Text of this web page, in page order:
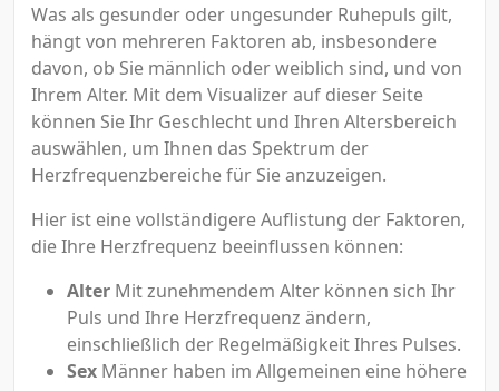
Was als gesunder oder ungesunder Ruhepuls gilt,
hängt von mehreren Faktoren ab, insbesondere
davon, ob Sie männlich oder weiblich sind, und von
Ihrem Alter. Mit dem Visualizer auf dieser Seite
können Sie Ihr Geschlecht und Ihren Altersbereich
auswählen, um Ihnen das Spektrum der
Herzfrequenzbereiche für Sie anzuzeigen.
Hier ist eine vollständigere Auflistung der Faktoren,
die Ihre Herzfrequenz beeinflussen können:
Alter Mit zunehmendem Alter können sich Ihr
Puls und Ihre Herzfrequenz ändern,
einschließlich der Regelmäßigkeit Ihres Pulses.
Sex Männer haben im Allgemeinen eine höhere